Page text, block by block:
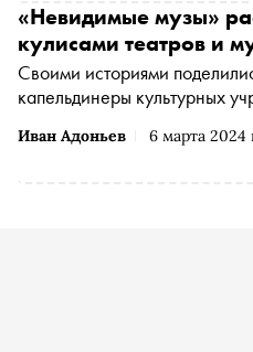
Иван Адоньев 6 марта 2024
«Невидимые музы»
кулисами театров и
Своими историями
капельдинеры культурных